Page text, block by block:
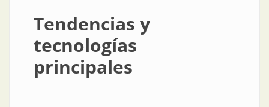
Tendencias y
tecnologías
principales